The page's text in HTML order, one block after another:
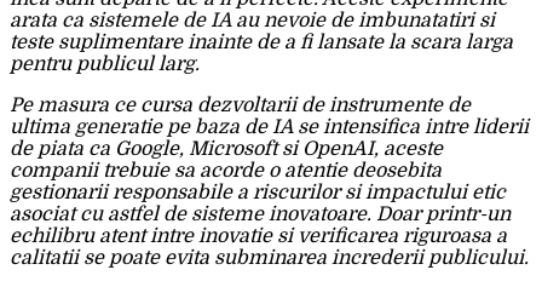
arata ca sistemele de IA au nevoie de imbunatatiri si
teste suplimentare inainte de a fi lansate la scara larga
pentru publicul larg.
Pe masura ce cursa dezvoltarii de instrumente de
ultima generatie pe baza de IA se intensifica intre liderii
de piata ca Google, Microsoft si OpenAI, aceste
companii trebuie sa acorde o atentie deosebita
gestionarii responsabile a riscurilor si impactului etic
asociat cu astfel de sisteme inovatoare. Doar printr-un
echilibru atent intre inovatie si verificarea riguroasa a
calitatii se poate evita subminarea increderii publicului.